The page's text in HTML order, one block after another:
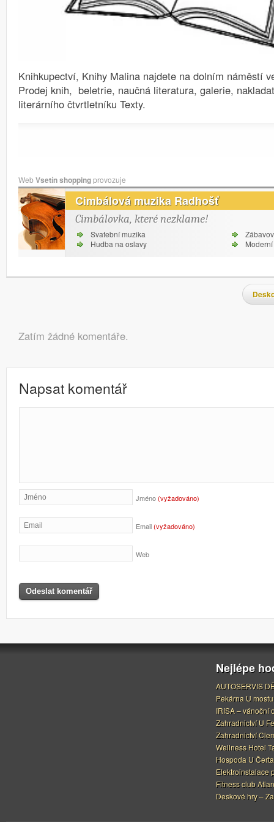
Knihkupectví, Knihy Malina najdete na dolním náměstí
Prodej knih, beletrie, naučná literatura, galerie,
literárního čtvrtletníku Texty.
WebVsetín shoppingprovozuje
Cimbálová muzika Radhošť
Cimbálovka, které nezklame!
Svatební muzika
Hudba na oslavy
Komentáře
Zatím žádné komentáře.
Napsat komentář
Jméno(vyžadováno)
Email(vyžadováno)
Web
Nejlépe
AUTOSERVIS
Pekárna U mostu
IRISA – vánoční
Zahradnictví U
Zahradnictví
Wellness Hotel
Hospoda U
Elektroinstalace
Fitness club
Deskové hry –